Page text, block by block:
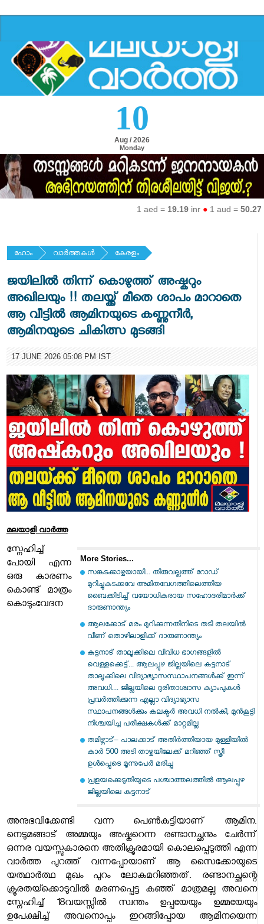
10
Aug / 2026
Monday
1 aed =19.19inr●1 aud =50.27inr
ഹോം വാര്‍ത്തകള്‍ കേരളം
ജയിലിൽ തിന്ന് കൊഴുത്ത് അഷ്കറും
അഖിലയും !! തലയ്ക്ക് മീതെ ശാപം മാറാതെ
ആ വീട്ടിൽ ആമിനയുടെ കണ്ണുനീർ,
ആമിനയുടെ ചികിത്സ മുടങ്ങി
17 JUNE 2026 05:08 PM IST
മലയാളി വാര്‍ത്ത
More Stories...
സങ്കടക്കാഴ്ചയായി... തിരുവല്ലത്ത് റോഡ്
മുറിച്ചുകടക്കവേ അമിതവേഗത്തിലെത്തിയ
ബൈക്കിടിച്ച് വയോധികരായ സഹോദരിമാർക്ക്
ദാരുണാന്ത്യം
ആലക്കോട് മരം മുറിക്കുന്നതിനിടെ തടി തലയിൽ
വീണ് തൊഴിലാളിക്ക് ദാരുണാന്ത്യം
കുട്ടനാട് താലൂക്കിലെ വിവിധ ഭാഗങ്ങളില്‍
വെള്ളക്കെട്ട്... ആലപ്പുഴ ജില്ലയിലെ കുട്ടനാട്
താലൂക്കിലെ വിദ്യാഭ്യാസസ്ഥാപനങ്ങള്‍ക്ക് ഇന്ന്
അവധി.... ജില്ലയിലെ ദുരിതാശ്വാസ ക്യാംപുകള്‍
പ്രവര്‍ത്തിക്കുന്ന എല്ലാ വിദ്യാഭ്യാസ
സ്ഥാപനങ്ങള്‍ക്കും കലക്ടര്‍ അവധി നല്‍കി, മുന്‍കൂട്ടി
നിശ്ചയിച്ച പരീക്ഷകള്‍ക്ക് മാറ്റമില്ല
തമിഴ്നാട്– പാലക്കാട് അതിർത്തിയായ മുള്ളിയിൽ
കാർ 500 അടി താഴ്ചയിലേക്ക് മറിഞ്ഞ് സ്ത്രീ
ഉൾപ്പെടെ മൂന്നുപേർ മരിച്ചു
പ്രളയക്കെടുതിയുടെ പശ്ചാത്തലത്തിൽ ആലപ്പുഴ
ജില്ലയിലെ കുട്ടനാട്
സ്നേഹിച്ച്
പോയി എന്ന
ഒരു കാരണം
കൊണ്ട് മാത്രം
കൊടുംവേദന
അനുഭവിക്കേണ്ടി വന്ന പെൺകുട്ടിയാണ് ആമിന.
നെടുമങ്ങാട് അമ്മയും അഷ്കറെന്ന രണ്ടാനച്ഛനും ചേർന്ന്
ഒന്നര വയസ്സുകാരനെ അതിക്രൂരമായി കൊലപ്പെടുത്തി എന്ന
വാർത്ത പുറത്ത് വന്നപ്പോയാണ് ആ സൈക്കോയുടെ
യത്ഥാർത്ഥ മുഖം പുറം ലോകമറിഞ്ഞത്. രണ്ടാനച്ഛന്റെ
ക്രൂരതയ്ക്കൊടുവിൽ മരണപ്പെട്ട കുഞ്ഞ് മാത്രമല്ല അവനെ
സ്നേഹിച്ച് 18വയസ്സിൽ സ്വന്തം ഉപ്പയേയും ഉമ്മയേയും
ഉപേക്ഷിച്ച് അവനൊപ്പം ഇറങ്ങിപ്പോയ ആമിനയെന്ന